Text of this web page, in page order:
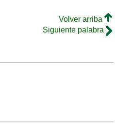
Volver arriba
Siguiente palabra